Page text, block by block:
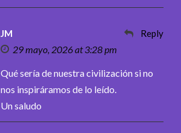
JM
29 mayo, 2026 at 3:28 pm
Reply
Qué sería de nuestra civilización si no
nos inspiráramos de lo leído.
Un saludo